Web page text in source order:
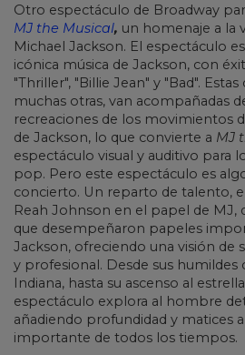
Otro espectáculo de Broadway
MJ the Musical, un homenaje a la
Michael Jackson. El espectáculo
icónica música de Jackson, con
"Thriller", "Billie Jean" y "Bad".
muchas otras, van acompañadas
recreaciones de los movimientos
de Jackson, lo que convierte a MJ
espectáculo visual y auditivo para
pop. Pero este espectáculo es
concierto. Un reparto de talento,
Reah Johnson en el papel de MJ,
que desempeñaron papeles
Jackson, ofreciendo una visión de
y profesional. Desde sus humildes
Indiana, hasta su ascenso al
espectáculo explora al hombre
añadiendo profundidad y matices
importante de todos los tiempos.